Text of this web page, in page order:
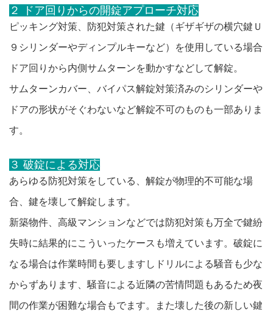
２ ドア回りからの開錠アプローチ対応
ピッキング対策、防犯対策された鍵（ギザギザの横穴鍵Ｕ
９シリンダーやディンプルキーなど）を使用している場合
ドア回りから内側サムターンを動かすなどして解錠。
サムターンカバー、バイパス解錠対策済みのシリンダーや
ドアの形状がそぐわないなど解錠不可のものも一部ありま
す。
３ 破錠による対応
あらゆる防犯対策をしている、解錠が物理的不可能な場
合、鍵を壊して解錠します。
新築物件、高級マンションなどでは防犯対策も万全で鍵紛
失時に結果的にこういったケースも増えています。破錠に
なる場合は作業時間も要しますしドリルによる騒音も少な
からずあります、騒音による近隣の苦情問題もあるため夜
間の作業が困難な場合もでます。また壊した後の新しい鍵